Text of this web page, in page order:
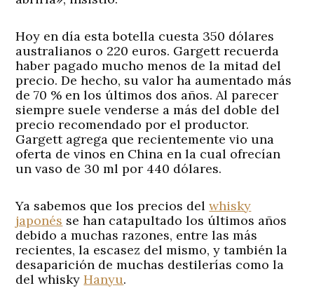
Hoy en día esta botella cuesta 350 dólares
australianos o 220 euros. Gargett recuerda
haber pagado mucho menos de la mitad del
precio. De hecho, su valor ha aumentado más
de 70 % en los últimos dos años. Al parecer
siempre suele venderse a más del doble del
precio recomendado por el productor.
Gargett agrega que recientemente vio una
oferta de vinos en China en la cual ofrecían
un vaso de 30 ml por 440 dólares.
Ya sabemos que los precios delwhisky
japonés se han catapultado los últimos años
debido a muchas razones, entre las más
recientes, la escasez del mismo, y también la
desaparición de muchas destilerías como la
del whiskyHanyu.